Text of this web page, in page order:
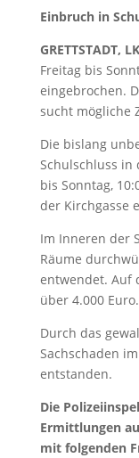
Einbruch in
GRETTSTADT,
Freitag bis
eingebrochen.
sucht mögliche
Die bislang
Schulschluss in
bis Sonntag,
der Kirchgasse
Im Inneren der
Räume
entwendet. Auf
über 4.000 Euro.
Durch das
Sachschaden
entstanden.
Die
Ermittlungen
mit folgenden